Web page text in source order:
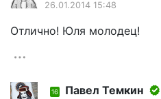
26.01.2014 15:48
Отлично! Юля молодец!
16 Павел Темкин